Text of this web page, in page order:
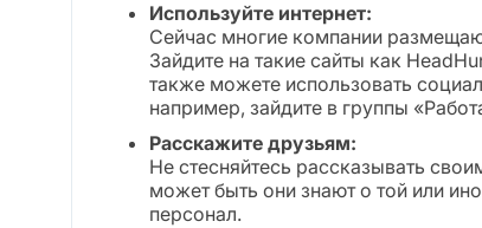
Используйте интернет:
Сейчас многие компании
Зайдите на такие сайты как
также можете использовать
например, зайдите в группы
Расскажите друзьям:
Не стесняйтесь рассказывать
может быть они знают о той или
персонал.